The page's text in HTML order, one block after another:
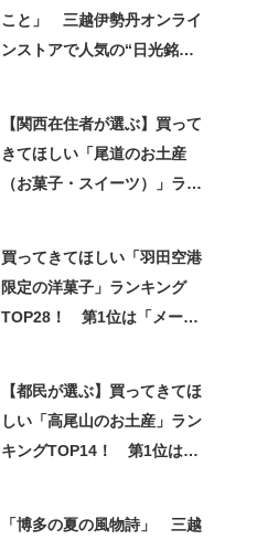
こと」 三越伊勢丹オンライ
ンストアで人気の“日光銘
【関西在住者が選ぶ】買って
きてほしい「尾道のお土産
（お菓子・スイーツ）」ラン
買ってきてほしい「羽田空港
限定の洋菓子」ランキング
TOP28！ 第1位は「メープ
【都民が選ぶ】買ってきてほ
しい「高尾山のお土産」ラン
キングTOP14！ 第1位は
「博多の夏の風物詩」 三越